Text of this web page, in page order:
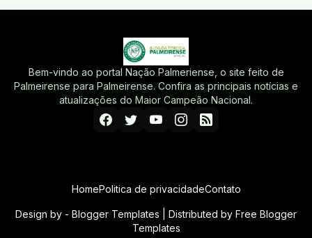
Bem-vindo ao portal Nação Palmeriense, o site feito de
Palmeirense para Palmeirense. Confira as principais notícias e
atualizações do Maior Campeão Nacional.
Design by - Blogger Templates | Distributed by Free Blogger
Templates
HomePolitica de privacidadeContato